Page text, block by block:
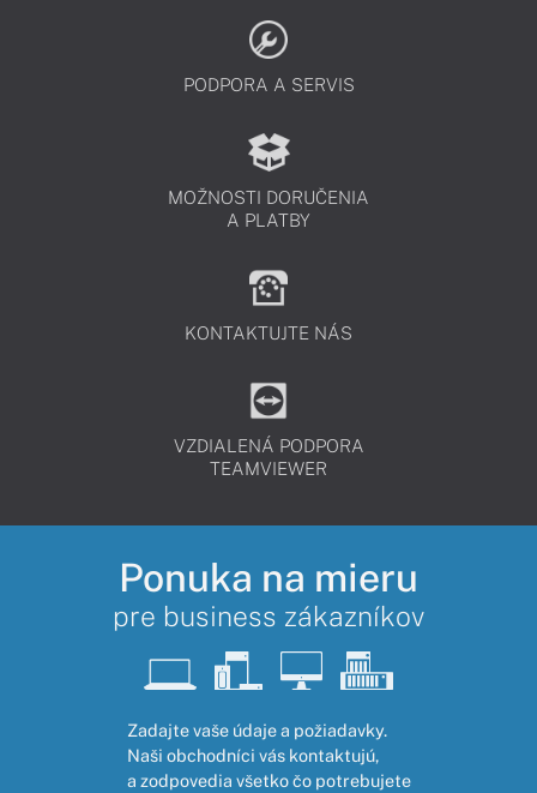
PODPORA A SERVIS
MOŽNOSTI DORUČENIA
A PLATBY
KONTAKTUJTE NÁS
VZDIALENÁ PODPORA
TEAMVIEWER
Ponuka na mieru
pre business zákazníkov
Zadajte vaše údaje a požiadavky.
Naši obchodníci vás kontaktujú,
a zodpovedia všetko čo potrebujete